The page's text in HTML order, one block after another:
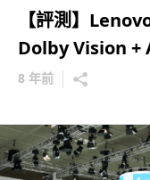
【評測】
Dolby Vision +
8 年前